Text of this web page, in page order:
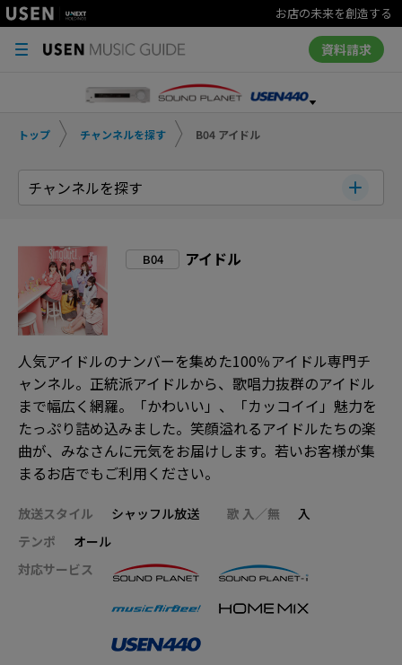
お店の未来を創造する
資料請求
トップ チャンネルを探す B04 アイドル
チャンネルを探す
B04 アイドル
人気アイドルのナンバーを集めた100％アイドル専門チ
ャンネル。正統派アイドルから、歌唱力抜群のアイドル
まで幅広く網羅。「かわいい」、「カッコイイ」魅力を
たっぷり詰め込みました。笑顔溢れるアイドルたちの楽
曲が、みなさんに元気をお届けします。若いお客様が集
まるお店でもご利用ください。
放送スタイル シャッフル放送 歌 入／無
入
テンポ
オール
対応サービス